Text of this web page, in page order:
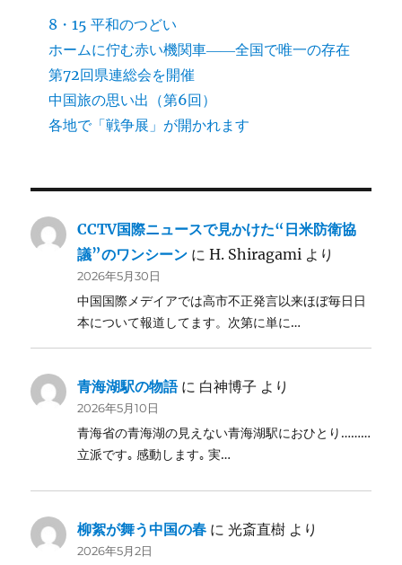
8・15 平和のつどい
ホームに佇む赤い機関車――全国で唯一の存在
第72回県連総会を開催
中国旅の思い出（第6回）
各地で「戦争展」が開かれます
CCTV国際ニュースで見かけた“日米防衛協
議”のワンシーン にH. Shiragami より
2026年5月30日
中国国際メデイアでは高市不正発言以来ほぼ毎日日
本について報道してます。次第に単に…
青海湖駅の物語に 白神博子 より
2026年5月10日
青海省の青海湖の見えない青海湖駅におひとり………
立派です｡ 感動します｡ 実…
柳絮が舞う中国の春 に光斎直樹 より
2026年5月2日